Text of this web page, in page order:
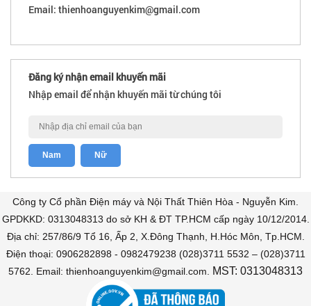
Email: thienhoanguyenkim@gmail.com
Đăng ký nhận email khuyến mãi
Nhập email để nhận khuyến mãi từ chúng tôi
Công ty Cổ phần Điện máy và Nội Thất Thiên Hòa - Nguyễn Kim.
GPDKKD: 0313048313 do sở KH & ĐT TP.HCM cấp ngày 10/12/2014.
Địa chỉ: 257/86/9 Tổ 16, Ấp 2, X.Đông Thạnh, H.Hóc Môn, Tp.HCM.
Điện thoại: 0906282898 - 0982479238 (028)3711 5532 – (028)3711
5762. Email: thienhoanguyenkim@gmail.com.
MST: 0313048313